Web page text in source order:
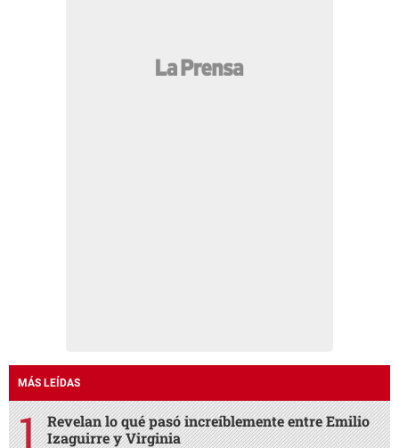
MÁS LEÍDAS
Revelan lo qué pasó increíblemente entre Emilio
Izaguirre y Virginia